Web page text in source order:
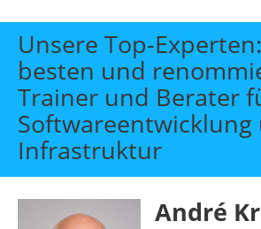
Start
Themen
Beratung
Individuelle Schulungen
Offene Seminare
Über uns
Unsere Top-
besten und
Trainer und Berater
Softwareentwicklung
Infrastruktur
André